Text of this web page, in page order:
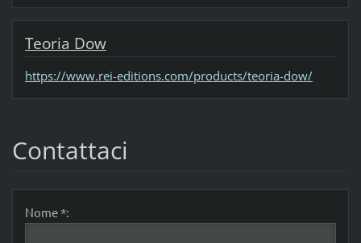
Teoria Dow
https://www.rei-editions.com/products/teoria-dow/
Contattaci
Nome *: